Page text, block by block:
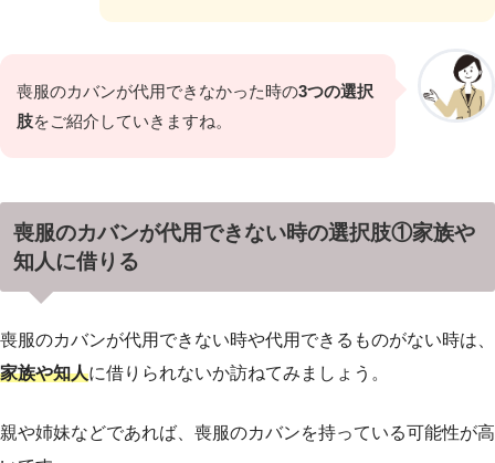
喪服のカバンが代用できなかった時の3つの選択
肢をご紹介していきますね。
喪服のカバンが代用できない時の選択肢①家族や
知人に借りる
喪服のカバンが代用できない時や代用できるものがない時は、
家族や知人に借りられないか訪ねてみましょう。
親や姉妹などであれば、喪服のカバンを持っている可能性が高